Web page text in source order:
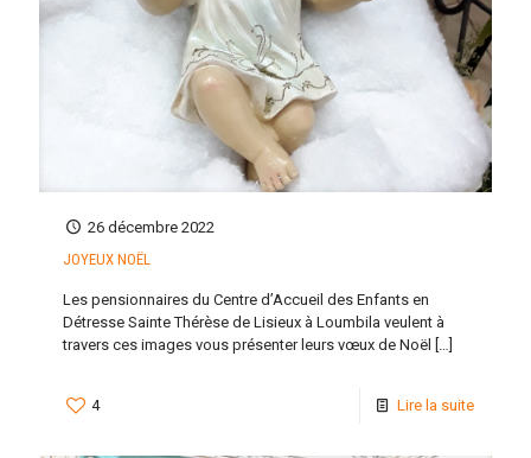
26 décembre 2022
JOYEUX NOËL
Les pensionnaires du Centre d’Accueil des Enfants en
Détresse Sainte Thérèse de Lisieux à Loumbila veulent à
travers ces images vous présenter leurs vœux de Noël […]
4 Lire la suite